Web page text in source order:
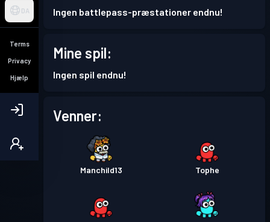
DA
Terms
Privacy
Hjælp
Ingen battlepass-præstationer endnu!
Mine spil:
Ingen spil endnu!
Venner:
Manchild13 Tophe